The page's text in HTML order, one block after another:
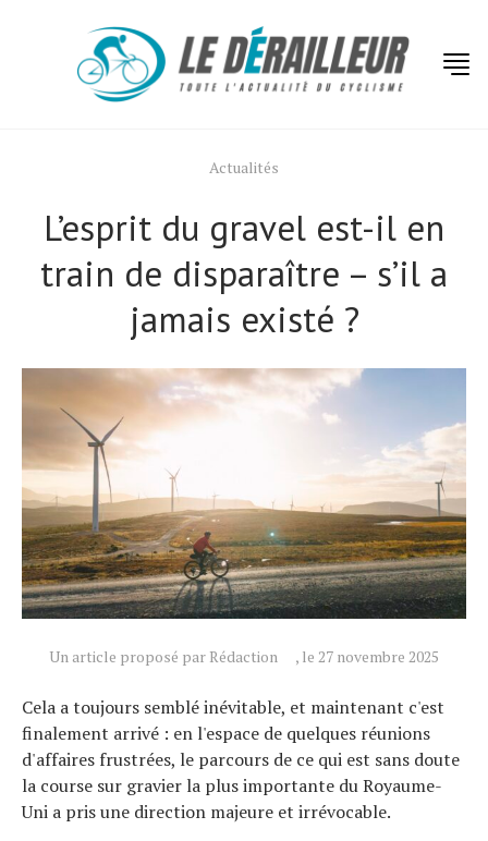
Actualités
L’esprit du gravel est-il en
train de disparaître – s’il a
jamais existé ?
Un article proposé par Rédaction , le 27 novembre 2025
Cela a toujours semblé inévitable, et maintenant c'est
finalement arrivé : en l'espace de quelques réunions
d'affaires frustrées, le parcours de ce qui est sans doute
la course sur gravier la plus importante du Royaume-
Uni a pris une direction majeure et irrévocable.
Actualités
Technologies